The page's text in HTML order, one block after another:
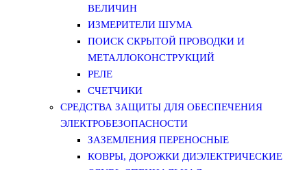
ВЕЛИЧИН
ИЗМЕРИТЕЛИ ШУМА
ПОИСК СКРЫТОЙ ПРОВОДКИ И
МЕТАЛЛОКОНСТРУКЦИЙ
РЕЛЕ
СЧЕТЧИКИ
СРЕДСТВА ЗАЩИТЫ ДЛЯ ОБЕСПЕЧЕНИЯ
ЭЛЕКТРОБЕЗОПАСНОСТИ
ЗАЗЕМЛЕНИЯ ПЕРЕНОСНЫЕ
КОВРЫ, ДОРОЖКИ ДИЭЛЕКТРИЧЕСКИЕ